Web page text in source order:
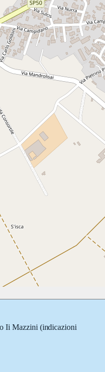
Ii Mazzini (indicazioni